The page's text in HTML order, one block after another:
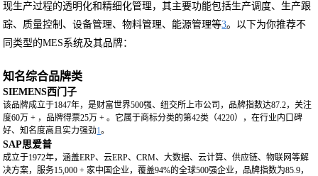
现生产过程的透明化和精细化管理，其主要功能包括生产调度、生产跟
踪、质量控制、设备管理、物料管理、能源管理等3。以下为你推荐不
同类型的MES系统及其品牌：
知名综合品牌类
SIEMENS西门子
该品牌成立于1847年，是财富世界500强、纽交所上市公司，品牌指数达87.2，关注
度60万 + ，品牌得票25万 + 。它属于商标分类的第42类（4220），在行业内口碑
好、知名度高且实力强劲1。
SAP思爱普
成立于1972年，涵盖ERP、云ERP、CRM、大数据、云计算、供应链、物联网等解
决方案，服务15,000 + 家中国企业，覆盖94%的全球500强企业，品牌指数为85.9，